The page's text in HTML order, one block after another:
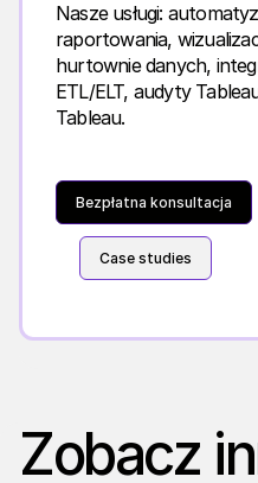
Nasze usługi:
raportowania,
hurtownie danych,
ETL/ELT, audyty
Tableau.
Bezpłatna konsultacja
Case studies
Zobacz